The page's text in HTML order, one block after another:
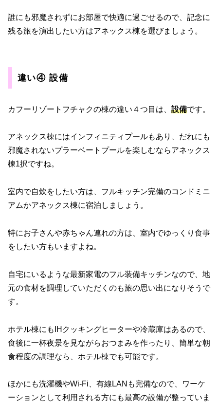
誰にも邪魔されずにお部屋で快適に過ごせるので、記念に
残る旅を演出したい方はアネックス棟を選びましょう。
違い④ 設備
カフーリゾートフチャクの棟の違い４つ目は、 設備です。
アネックス棟にはインフィニティ プールもあり、だれにも
邪魔されないプラーベートプールを楽しむならアネックス
棟1択ですね。
室内で自炊をしたい方は、フルキッチン完備のコンドミニ
アムかアネックス棟に宿泊しましょう。
特にお子さんや赤ちゃん連れの方は、室内でゆっくり食事
をしたい方もいますよね。
自宅にいるような最新家電のフル装備キッチンなので、地
元の食材を調理していただくのも旅の思い出になりそうで
す。
ホテル棟にもIHクッキングヒーターや冷蔵庫はあるので、
食後に一杯夜景を見ながらおつまみを作ったり、簡単な朝
食程度の調理なら、ホテル棟でも可能です。
ほかにも洗濯機やWi-Fi、有線LANも完備なので、ワーケ
ーションとして利用される方にも最高の設備が整っていま